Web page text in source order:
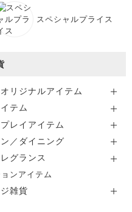
スペシャルプライス
リジナルアイテム
テム
レイアイテム
／ダイニング
グランス
ンアイテム
雑貨